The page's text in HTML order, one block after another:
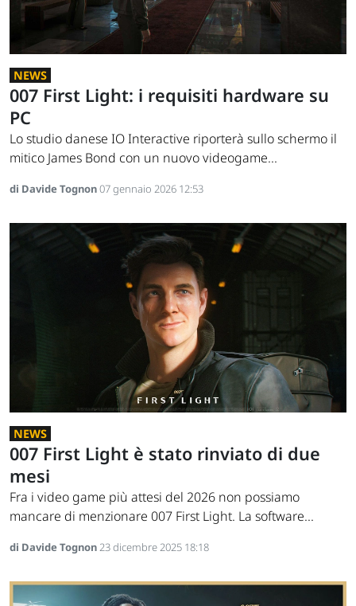
NEWS
007 First Light: i requisiti hardware su
PC
Lo studio danese IO Interactive riporterà sullo schermo il
mitico James Bond con un nuovo videogame...
di Davide Tognon07 gennaio 2026 12:53
NEWS
007 First Light è stato rinviato di due
mesi
Fra i video game più attesi del 2026 non possiamo
mancare di menzionare 007 First Light. La software...
di Davide Tognon23 dicembre 2025 18:18